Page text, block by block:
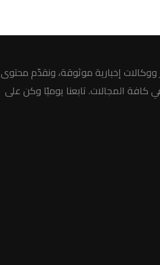
ووكالات إخبارية موثوقة، ونقدّم محتوى
كافة المجالات. تابعنا يوميًا وكن على